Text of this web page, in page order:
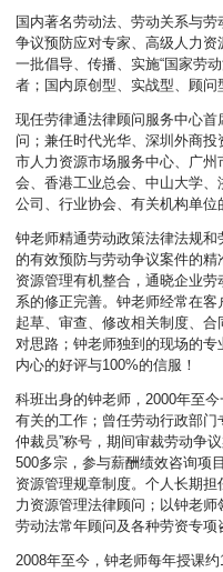
国内著名劳动法、劳动关系与
争议预防应对专家、高级人力
一批倡导、传播、实施“国家劳
者；国内原创型、实战型、
现任劳律通法律顾问服务中心
问；兼任时代光华、深圳外商
市人力资源市场服务中心、广
会、香港工业总会、中山大学、
公司、行业协会、有关机构
钟老师精通劳动政策法律法规
的有效预防与劳动争议案件的
资源管理有机整合，通晓企业
系的修正完善。钟老师经常在
起草、审查、修改相关制度、
对思路；钟老师独到的现场的
内心的好评与100%的信服！
科班出身的钟老师，2000年至
有关的工作；曾任劳动行政部门
仲裁员”称号，期间审裁劳动争
500多宗，参与薪酬绩效咨询项
资源管理规章制度。个人长期
力资源管理法律顾问；以钟老
劳动法常年顾问及各种劳资专项
2008年至今，钟老师每年授课